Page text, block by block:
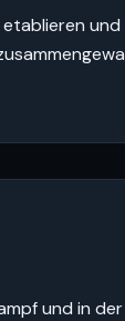
und
und in